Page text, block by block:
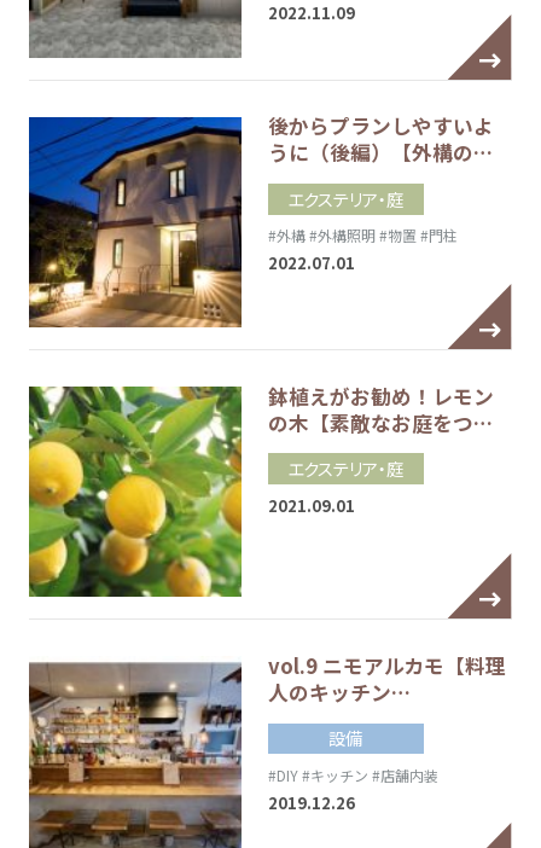
2022.11.09
後からプランしやすいよ
うに（後編）【外構の…
エクステリア・庭
#外構#外構照明 #物置 #門柱
2022.07.01
鉢植えがお勧め！レモン
の木【素敵なお庭をつ…
エクステリア・庭
2021.09.01
vol.9 ニモアルカモ【料理
人のキッチン…
設備
#DIY#キッチン #店舗内装
2019.12.26